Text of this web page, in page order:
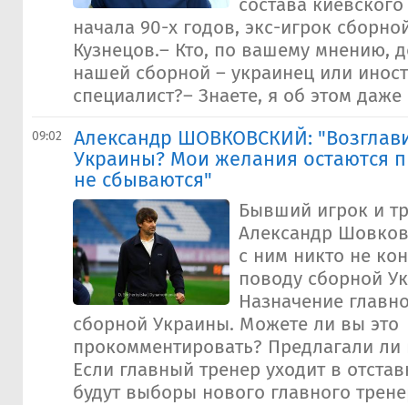
состава
начала 90-х годов, экс-игрок
Кузнецов.– Кто, по вашему мнению,
нашей сборной – украинец или
специалист?– Знаете, я об этом
09:02
Александр ШОВКОВСКИЙ:
Украины? Мои желания остаются
не сбываются"
Бывший игрок и
Александр
с ним никто не
поводу сборной
Назначение
сборной Украины. Можете ли вы это
прокомментировать? Предлагали ли
Если главный тренер уходит в
будут выборы нового главного